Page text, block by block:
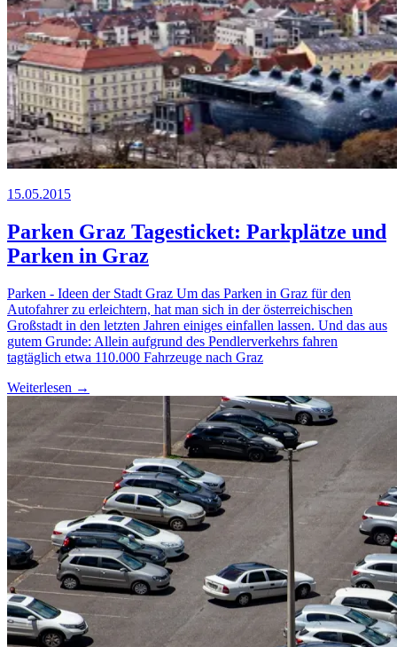
15.05.2015
Parken Graz Tagesticket: Parkplätze und
Parken in Graz
Parken - Ideen der Stadt Graz Um das Parken in Graz für den
Autofahrer zu erleichtern, hat man sich in der österreichischen
Großstadt in den letzten Jahren einiges einfallen lassen. Und das aus
gutem Grunde: Allein aufgrund des Pendlerverkehrs fahren
tagtäglich etwa 110.000 Fahrzeuge nach Graz
Weiterlesen →